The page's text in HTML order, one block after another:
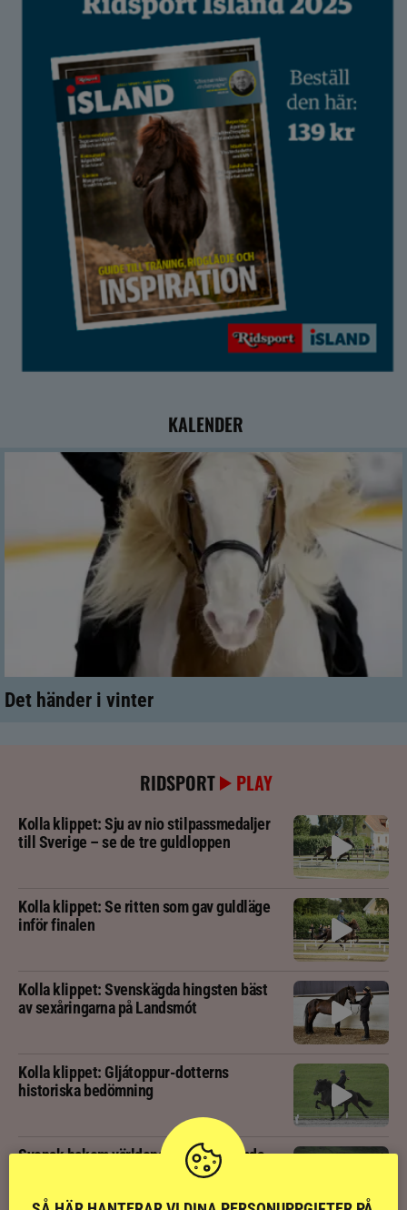
KALENDER
Det händer i vinter
RIDSPORT PLAY
Kolla klippet: Sju av nio stilpassmedaljer
till Sverige – se de tre guldloppen
Kolla klippet: Se ritten som gav guldläge
inför finalen
Kolla klippet: Svenskägda hingsten bäst
av sexåringarna på Landsmót
Kolla klippet: Gljátoppur-dotterns
historiska bedömning
Svensk bakom världens högst bedömda